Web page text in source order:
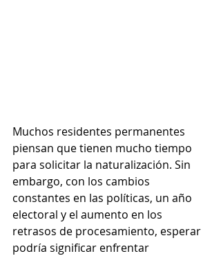
Muchos residentes permanentes
piensan que tienen mucho tiempo
para solicitar la naturalización. Sin
embargo, con los cambios
constantes en las políticas, un año
electoral y el aumento en los
retrasos de procesamiento, esperar
podría significar enfrentar